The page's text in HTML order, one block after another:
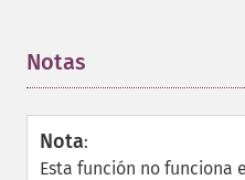
Notas
Nota:
Esta función no funciona